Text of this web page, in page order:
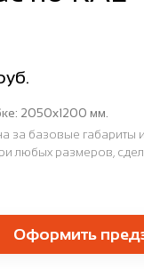
2050х1200 мм.
за базовые габариты
любых размеров,
Оформить